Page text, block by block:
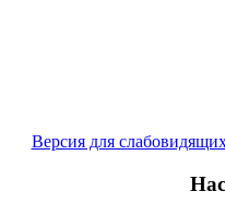
Версия для